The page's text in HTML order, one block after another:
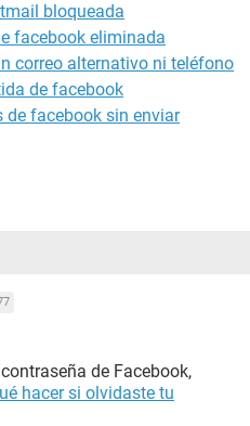
bloqueada
facebook eliminada
correo alternativo ni teléfono
de facebook
de facebook sin enviar
de Facebook,
hacer si olvidaste tu